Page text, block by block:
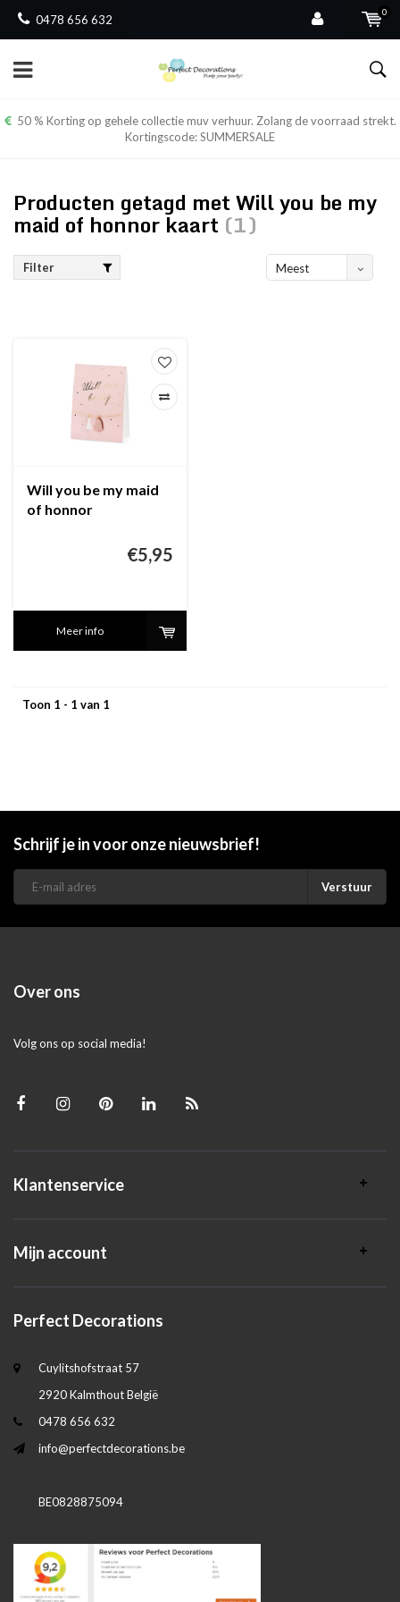
0478 656 632
0
50 % Korting op gehele collectie muv verhuur. Zolang de voorraad strekt.
Kortingscode: SUMMERSALE
Producten getagd met Will you be my
maid of honnor kaart (1)
Filter
Meest
Will you be my maid
of honnor
€5,95
Meer info
Toon 1 - 1 van 1
Schrijf je in voor onze nieuwsbrief!
Verstuur
Over ons
Volg ons op social media!
Klantenservice
Mijn account
Perfect Decorations
Cuylitshofstraat 57
2920 Kalmthout België
0478 656 632
info@perfectdecorations.be
BE0828875094